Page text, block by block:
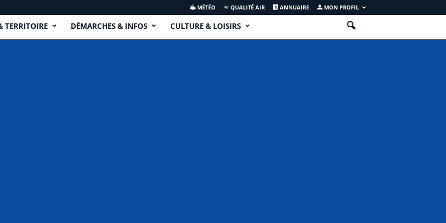
MÉTÉO QUALITÉ AIR ANNUAIRE MON PROFIL
TERRITOIRE DÉMARCHES & INFOS CULTURE & LOISIRS